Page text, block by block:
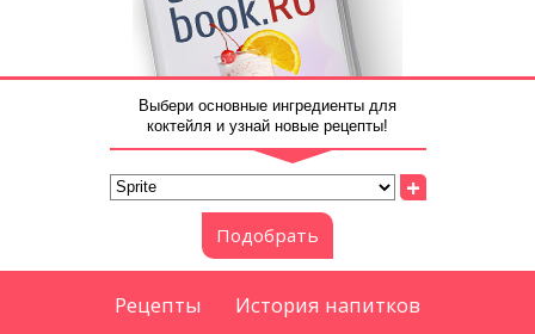
Выбери основные ингредиенты для
коктейля и узнай новые рецепты!
+
Подобрать
Рецепты
История напитков